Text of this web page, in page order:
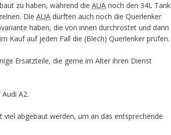
zu haben, während die AUA noch den 34L Tank
Die AUA dürften auch noch die Querlenker
haben, die von innen durchrostet und dann
Kauf auf jeden Fall die (Blech) Querlenker prüfen.
Ersatzteile, die gerne im Alter ihren Dienst
A2.
abgebaut werden, um an das entsprechende